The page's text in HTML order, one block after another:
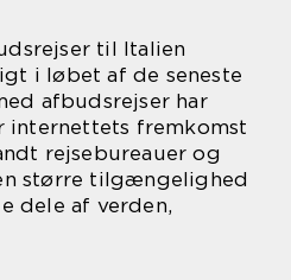
til Italien
i løbet af de seneste
afbudsrejser har
internettets fremkomst
rejsebureauer og
større tilgængelighed
dele af verden,